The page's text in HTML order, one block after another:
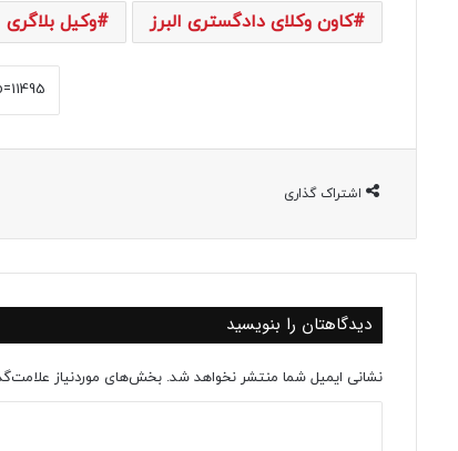
کاون وکلای دادگستری البرز وکیل بلاگری
اشتراک گذاری
دیدگاهتان را بنویسید
نشانی ایمیل شما منتشر نخواهد شد. بخش‌های موردنیاز